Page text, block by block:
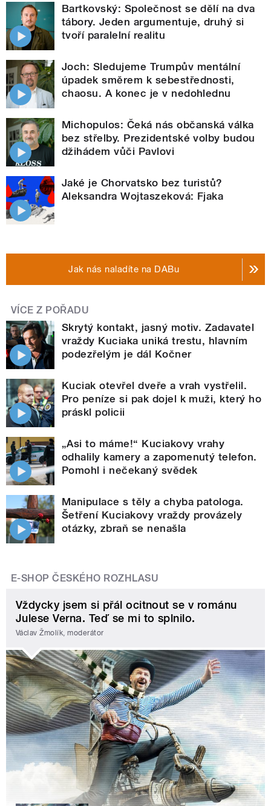
Bartkovský: Společnost se dělí na dva
tábory. Jeden argumentuje, druhý si
tvoří paralelní realitu
Joch: Sledujeme Trumpův mentální
úpadek směrem k sebestřednosti,
chaosu. A konec je v nedohlednu
Michopulos: Čeká nás občanská válka
bez střelby. Prezidentské volby budou
džihádem vůči Pavlovi
Jaké je Chorvatsko bez turistů?
Aleksandra Wojtaszeková: Fjaka
Jak nás naladíte na DABu
VÍCE Z POŘADU
Skrytý kontakt, jasný motiv. Zadavatel
vraždy Kuciaka uniká trestu, hlavním
podezřelým je dál Kočner
Kuciak otevřel dveře a vrah vystřelil.
Pro peníze si pak dojel k muži, který ho
práskl policii
„Asi to máme!“ Kuciakovy vrahy
odhalily kamery a zapomenutý telefon.
Pomohl i nečekaný svědek
Manipulace s těly a chyba patologa.
Šetření Kuciakovy vraždy provázely
otázky, zbraň se nenašla
E-SHOP ČESKÉHO ROZHLASU
Vždycky jsem si přál ocitnout se v románu
Julese Verna. Teď se mi to splnilo.
Václav Žmolík, moderátor